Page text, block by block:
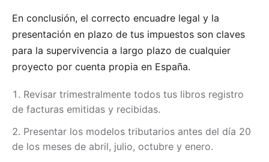
En conclusión, el correcto encuadre legal y la
presentación en plazo de tus impuestos son claves
para la supervivencia a largo plazo de cualquier
proyecto por cuenta propia en España.
Revisar trimestralmente todos tus libros registro
de facturas emitidas y recibidas.
Presentar los modelos tributarios antes del día 20
de los meses de abril, julio, octubre y enero.